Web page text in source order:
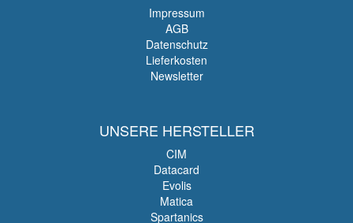
Impressum
AGB
Datenschutz
Lieferkosten
Newsletter
UNSERE HERSTELLER
CIM
Datacard
Evolis
Matica
Spartanics